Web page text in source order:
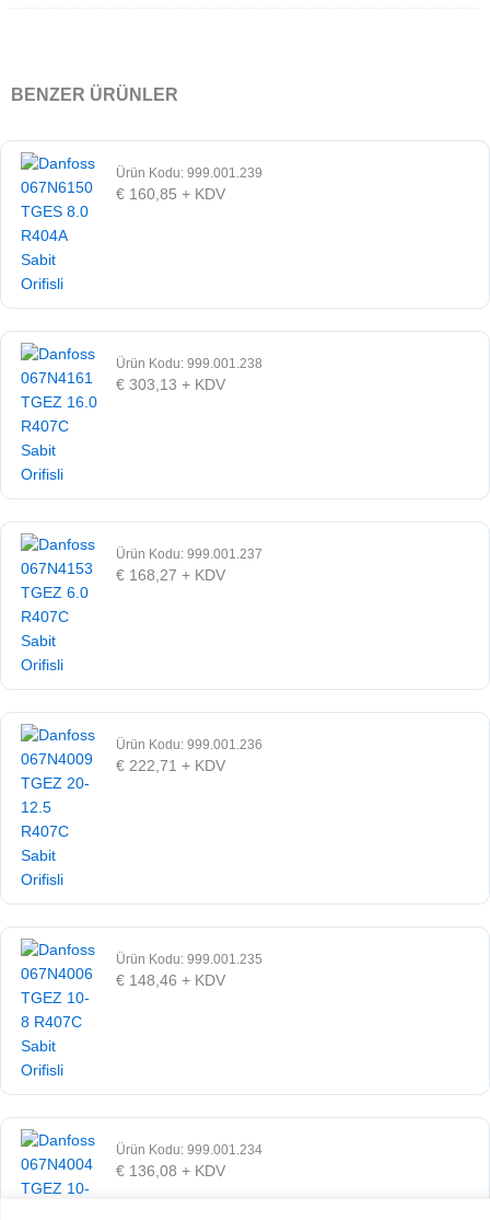
BENZER ÜRÜNLER
Ürün Kodu: 999.001.239
€ 160,85 + KDV
Ürün Kodu: 999.001.238
€ 303,13 + KDV
Ürün Kodu: 999.001.237
€ 168,27 + KDV
Ürün Kodu: 999.001.236
€ 222,71 + KDV
Ürün Kodu: 999.001.235
€ 148,46 + KDV
Ürün Kodu: 999.001.234
€ 136,08 + KDV